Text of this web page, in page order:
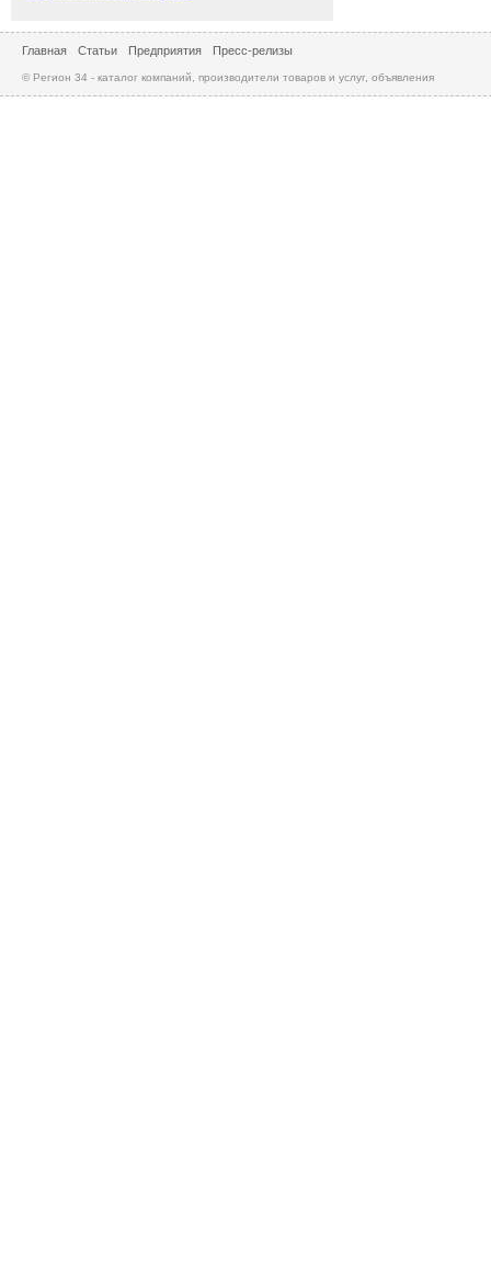
Главная Статьи Предприятия Пресс-релизы
© Регион 34 - каталог компаний, производители товаров и услуг, объявления